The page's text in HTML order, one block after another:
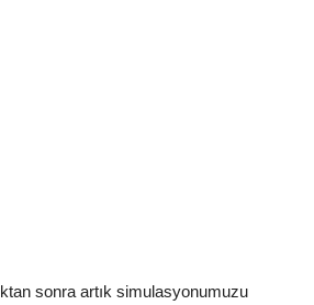
sonra artık simulasyonumuzu